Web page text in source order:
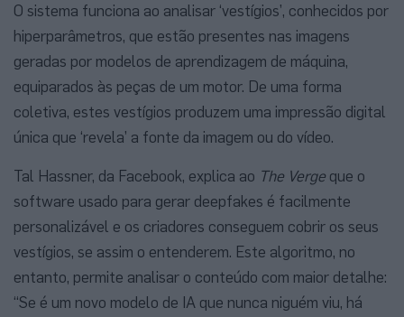
O sistema funciona ao analisar ‘vestígios’, conhecidos por
hiperparâmetros, que estão presentes nas imagens
geradas por modelos de aprendizagem de máquina,
equiparados às peças de um motor. De uma forma
coletiva, estes vestígios produzem uma impressão digital
única que ‘revela’ a fonte da imagem ou do vídeo.
Tal Hassner, da Facebook, explica ao The Verge que o
software usado para gerar deepfakes é facilmente
personalizável e os criadores conseguem cobrir os seus
vestígios, se assim o entenderem. Este algoritmo, no
entanto, permite analisar o conteúdo com maior detalhe:
“Se é um novo modelo de IA que nunca niguém viu, há